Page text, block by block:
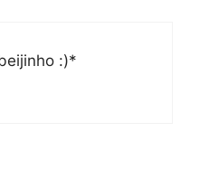
:)*